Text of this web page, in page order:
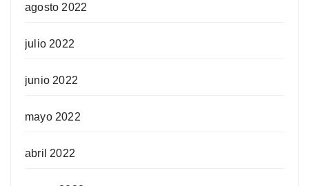
agosto 2022
julio 2022
junio 2022
mayo 2022
abril 2022